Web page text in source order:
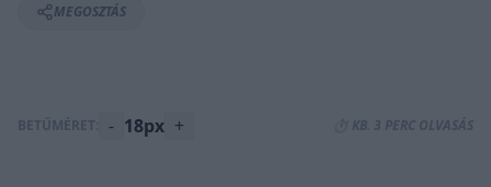
MEGOSZTÁS
BETŰMÉRET: - 18px + ⏱️ KB. 3 PERC OLVASÁS